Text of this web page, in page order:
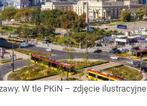
W tle PKiN – zdjęcie ilustracyjne